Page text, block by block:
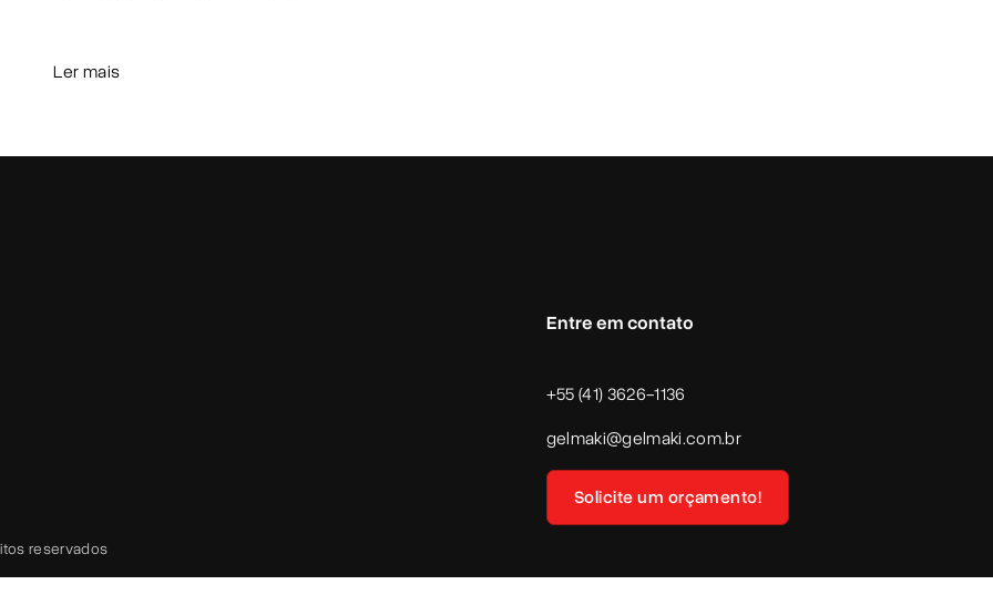
Ler mais
reservados
Entre em contato
+55 (41) 3626-1136
gelmaki@gelmaki.com.br
Solicite um orçamento!